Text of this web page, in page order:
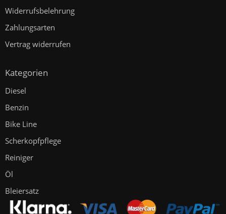
Widerrufsbelehrung
Zahlungsarten
Vertrag widerrufen
Kategorien
Diesel
Benzin
Bike Line
Scherkopfpflege
Reiniger
Öl
Bleiersatz